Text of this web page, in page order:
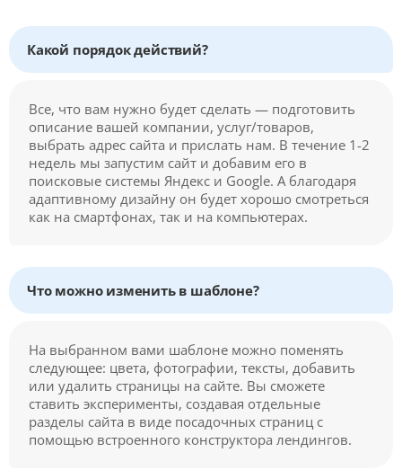
Какой порядок действий?
Все, что вам нужно будет сделать — подготовить
описание вашей компании, услуг/товаров,
выбрать адрес сайта и прислать нам. В течение 1-2
недель мы запустим сайт и добавим его в
поисковые системы Яндекс и Google. А благодаря
адаптивному дизайну он будет хорошо смотреться
как на смартфонах, так и на компьютерах.
Что можно изменить в шаблоне?
На выбранном вами шаблоне можно поменять
следующее: цвета, фотографии, тексты, добавить
или удалить страницы на сайте. Вы сможете
ставить эксперименты, создавая отдельные
разделы сайта в виде посадочных страниц с
помощью встроенного конструктора лендингов.